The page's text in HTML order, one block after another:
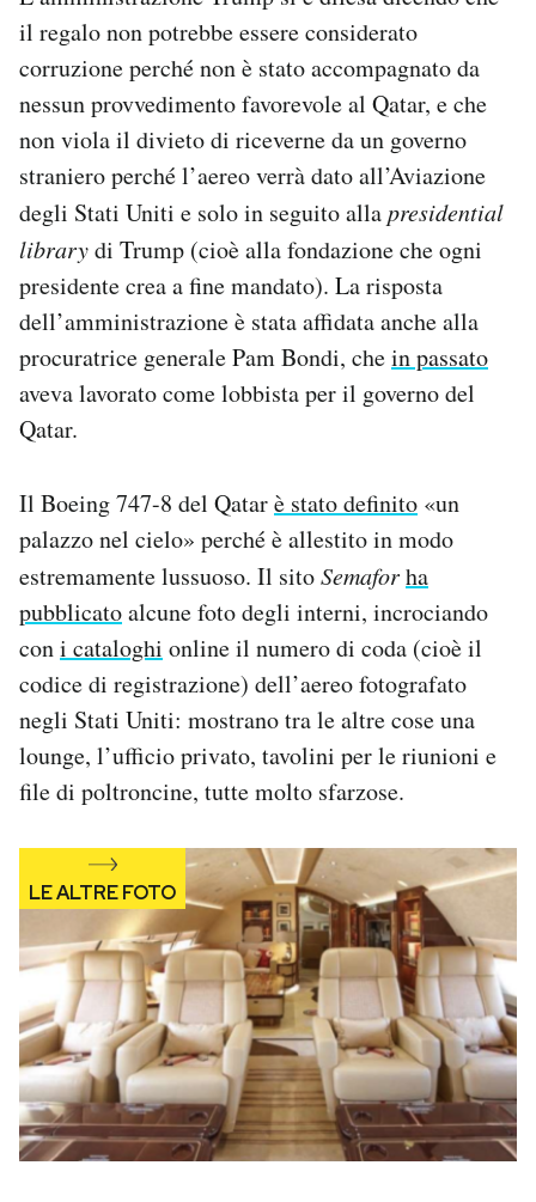
il regalo non potrebbe essere considerato
corruzione perché non è stato accompagnato da
nessun provvedimento favorevole al Qatar, e che
non viola il divieto di riceverne da un governo
straniero perché l’aereo verrà dato all’Aviazione
degli Stati Uniti e solo in seguito allapresidential
librarydi Trump (cioè alla fondazione che ogni
presidente crea a fine mandato). La risposta
dell’amministrazione è stata affidata anche alla
procuratrice generale Pam Bondi, chein passato
aveva lavorato come lobbista per il governo del
Qatar.
Il Boeing 747-8 del Qatarè stato definito «un
palazzo nel cielo» perché è allestito in modo
estremamente lussuoso. Il sitoSemaforha
pubblicatoalcune foto degli interni, incrociando
coni cataloghi online il numero di coda (cioè il
codice di registrazione) dell’aereo fotografato
negli Stati Uniti: mostrano tra le altre cose una
lounge, l’ufficio privato, tavolini per le riunioni e
file di poltroncine, tutte molto sfarzose.